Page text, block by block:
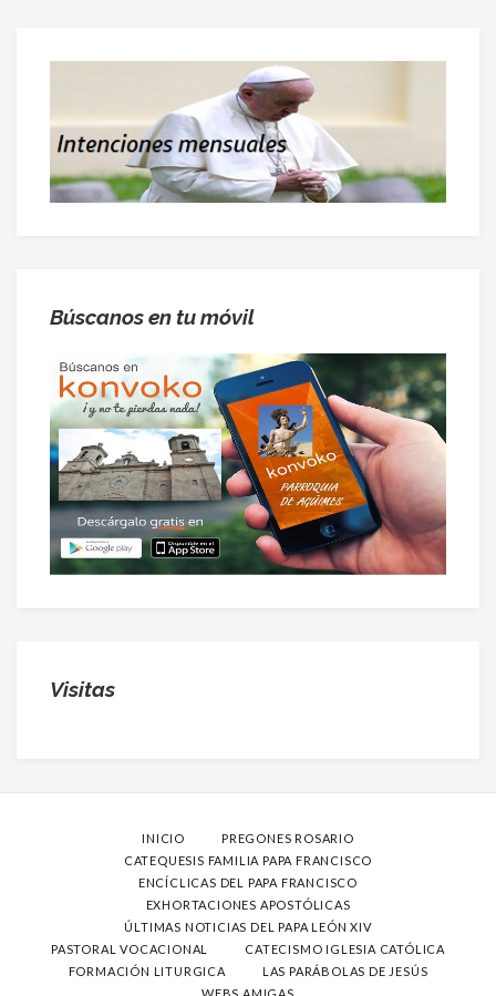
Búscanos en tu móvil
Visitas
INICIO
PREGONES ROSARIO
CATEQUESIS FAMILIA PAPA FRANCISCO
ENCÍCLICAS DEL PAPA FRANCISCO
EXHORTACIONES APOSTÓLICAS
ÚLTIMAS NOTICIAS DEL PAPA LEÓN XIV
PASTORAL VOCACIONAL
CATECISMO IGLESIA CATÓLICA
FORMACIÓN LITURGICA
LAS PARÁBOLAS DE JESÚS
WEBS AMIGAS